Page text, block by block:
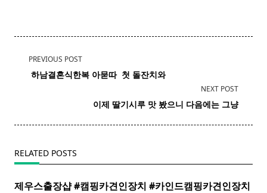
<span
class="nav-
text">Page</span>
PREVIOUS POST
하남결혼식한복 아묻따 ​ 첫 돌잔치와
NEXT POST
이제 딸기시루 맛 봤으니 다음에는 그냥
RELATED POSTS
제우스출장샵 #캠핑카견인장치 #카인드캠핑카견인장치 ​